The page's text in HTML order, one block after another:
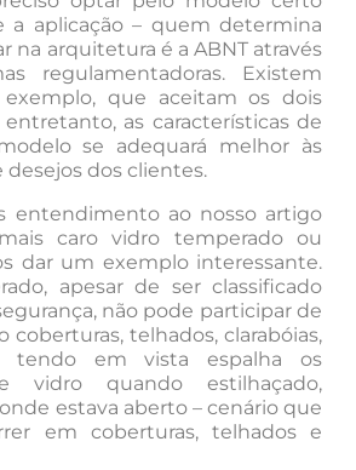
a aplicação – quem determina
na arquitetura é a ABNT através
regulamentadoras. Existem
exemplo, que aceitam os dois
as características de
se adequará melhor às
dos clientes.
entendimento ao nosso artigo
caro vidro temperado ou
dar um exemplo interessante.
apesar de ser classificado
não pode participar de
coberturas, telhados, clarabóias,
tendo em vista espalha os
vidro quando estilhaçado,
estava aberto – cenário que
em coberturas, telhados e